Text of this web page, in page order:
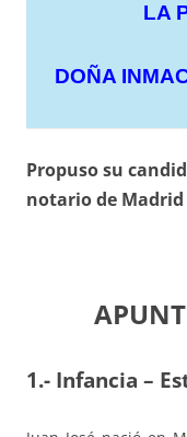
LA
DOÑA
Propuso su
notario de Madrid
1.- Infancia –